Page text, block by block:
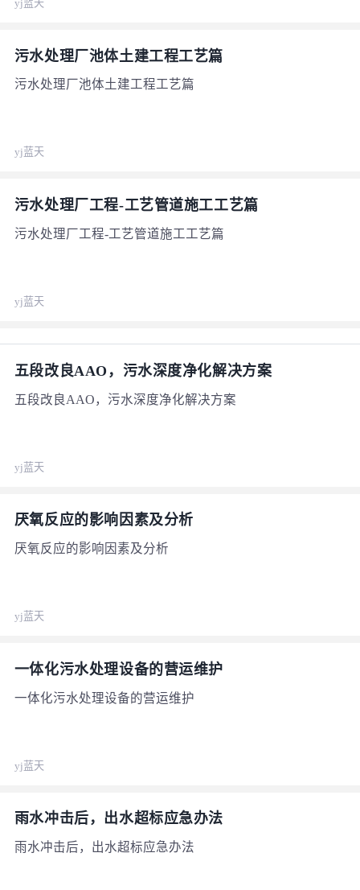
yj蓝天
污水处理厂池体土建工程工艺篇
污水处理厂池体土建工程工艺篇
yj蓝天
污水处理厂工程-工艺管道施工工艺篇
污水处理厂工程-工艺管道施工工艺篇
yj蓝天
五段改良AAO，污水深度净化解决方案
五段改良AAO，污水深度净化解决方案
yj蓝天
厌氧反应的影响因素及分析
厌氧反应的影响因素及分析
yj蓝天
一体化污水处理设备的营运维护
一体化污水处理设备的营运维护
yj蓝天
雨水冲击后，出水超标应急办法
雨水冲击后，出水超标应急办法